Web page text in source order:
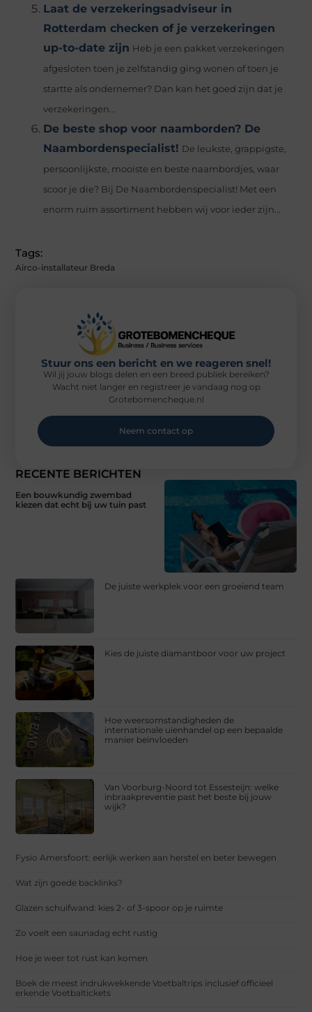
Laat de verzekeringsadviseur in
Rotterdam checken of je verzekeringen
up-to-date zijn Heb je een pakket verzekeringen
afgesloten toen je zelfstandig ging wonen of toen je
startte als ondernemer? Dan kan het goed zijn dat je
verzekeringen...
De beste shop voor naamborden? De
Naambordenspecialist! De leukste, grappigste,
persoonlijkste, mooiste en beste naambordjes, waar
scoor je die? Bij De Naambordenspecialist! Met een
enorm ruim assortiment hebben wij voor ieder zijn...
Tags:
Airco-installateur Breda
RECENTE BERICHTEN
Een bouwkundig zwembad
kiezen dat echt bij uw tuin past
De juiste werkplek voor een groeiend team
Kies de juiste diamantboor voor uw project
Hoe weersomstandigheden de
internationale uienhandel op een bepaalde
manier beïnvloeden
Van Voorburg-Noord tot Essesteijn: welke
inbraakpreventie past het beste bij jouw
wijk?
Fysio Amersfoort: eerlijk werken aan herstel en beter bewegen
Wat zijn goede backlinks?
Glazen schuifwand: kies 2- of 3-spoor op je ruimte
Zo voelt een saunadag echt rustig
Hoe je weer tot rust kan komen
Boek de meest indrukwekkende Voetbaltrips inclusief officieel
erkende Voetbaltickets
Stuur ons een bericht en we reageren snel!
Wil jij jouw blogs delen en een breed publiek bereiken?
Wacht niet langer en registreer je vandaag nog op
Grotebomencheque.nl
Neem contact op